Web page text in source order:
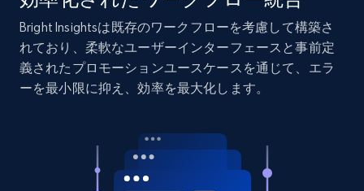
Etsy
URL, Product id, Listing inventory id, Title, Rating,
Reviews count shop, Reviews count item, Initial
322+ 今すぐ始める
Bright Insightsは既存のワークフローを考慮して構築さ
れており、柔軟なユーザーインターフェースと事前定
義されたプロモーションユースケースを通じて、エラ
ーを最小限に抑え、効率を最大化します。